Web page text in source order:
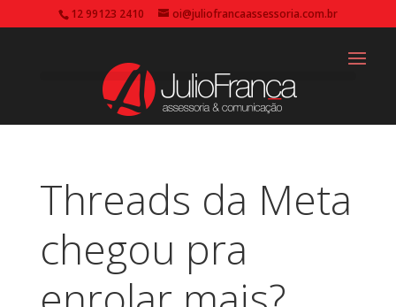
12 99123 2410 oi@juliofrancaassessoria.com.br
Threads da Meta
chegou pra